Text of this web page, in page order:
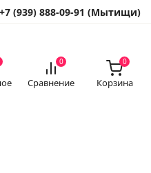
+7 (939) 888-09-91 (Мытищи)
0
Сравнение
0
Корзина